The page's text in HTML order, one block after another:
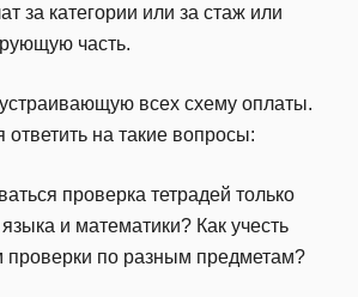
за категории или за стаж или
часть.
всех схему оплаты.
ответить на такие вопросы:
проверка тетрадей только
и математики? Как учесть
проверки по разным предметам?